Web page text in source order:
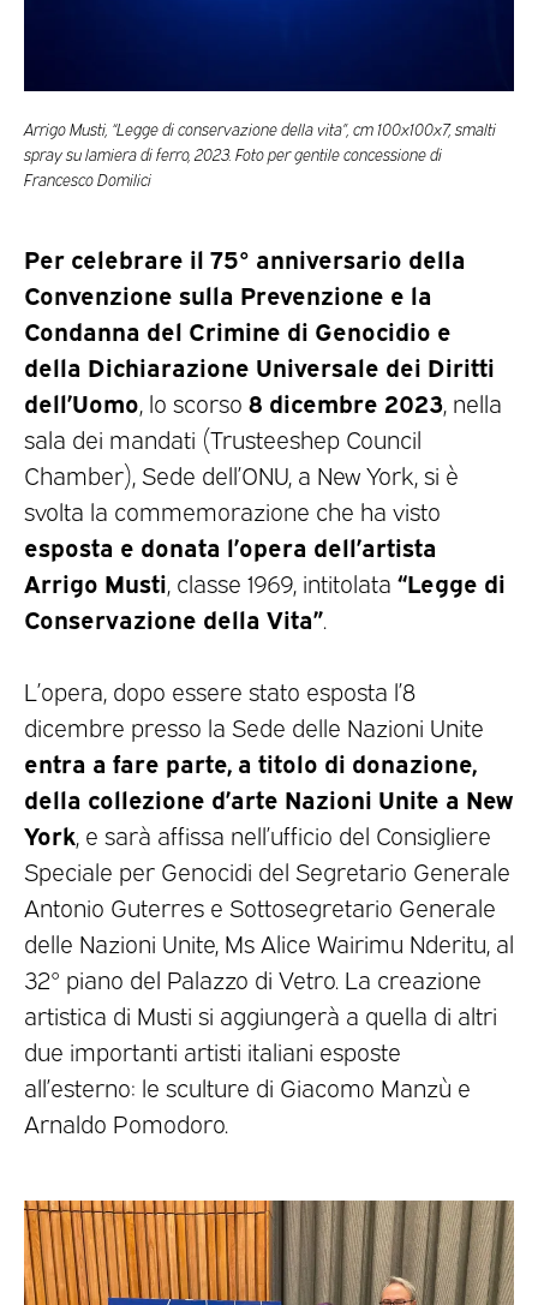
Arrigo Musti, “Legge di conservazione della vita”, cm 100x100x7, smalti
spray su lamiera di ferro, 2023. Foto per gentile concessione di
Francesco Domilici
Per celebrare il 75° anniversario della
Convenzione sulla Prevenzione e la
Condanna del Crimine di Genocidio e
della Dichiarazione Universale dei Diritti
dell’Uomo , lo scorso 8 dicembre 2023 , nella
sala dei mandati (Trusteeshep Council
Chamber), Sede dell’ONU, a New York, si è
svolta la commemorazione che ha visto
esposta e donata l’opera dell’artista
Arrigo Musti , classe 1969, intitolata “Legge di
Conservazione della Vita”
L’opera, dopo essere stato esposta l’8
dicembre presso la Sede delle Nazioni Unite
entra a fare parte, a titolo di donazione,
della collezione d’arte Nazioni Unite a New
York , e sarà affissa nell’ufficio del Consigliere
Speciale per Genocidi del Segretario Generale
Antonio Guterres e Sottosegretario Generale
delle Nazioni Unite, Ms Alice Wairimu Nderitu, al
32° piano del Palazzo di Vetro. La creazione
artistica di Musti si aggiungerà a quella di altri
due importanti artisti italiani esposte
all’esterno: le sculture di Giacomo Manzù e
Arnaldo Pomodoro.